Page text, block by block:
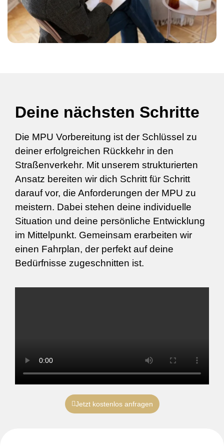
Deine nächsten Schritte
Die MPU Vorbereitung ist der Schlüssel zu
deiner erfolgreichen Rückkehr in den
Straßenverkehr. Mit unserem strukturierten
Ansatz bereiten wir dich Schritt für Schritt
darauf vor, die Anforderungen der MPU zu
meistern. Dabei stehen deine individuelle
Situation und deine persönliche Entwicklung
im Mittelpunkt. Gemeinsam erarbeiten wir
einen Fahrplan, der perfekt auf deine
Bedürfnisse zugeschnitten ist.
Jetzt kostenlos anfragen